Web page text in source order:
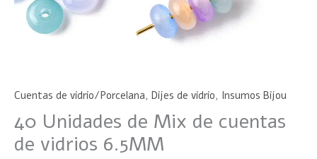
Cuentas de vidrio/Porcelana, Dijes de vidrio, Insumos Bijou
40 Unidades de Mix de cuentas
de vidrios 6.5MM